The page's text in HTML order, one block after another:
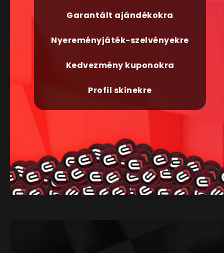
Garantált ajándékokra
Nyereményjáték-szelvényekre
Kedvezmény kuponokra
Profil skinekre